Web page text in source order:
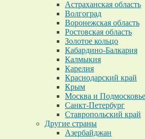
Астраханская область
Волгоград
Воронежская область
Ростовская область
Золотое кольцо
Кабардино-Балкария
Калмыкия
Карелия
Краснодарский край
Крым
Москва и Подмосковье
Санкт-Петербург
Ставропольский край
Другие страны
Азербайджан